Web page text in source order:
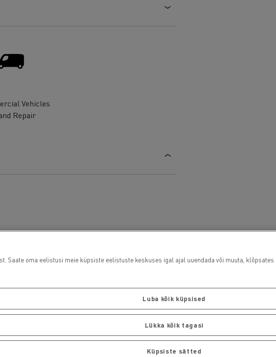
Vehicles
Repair
Saate oma eelistusi meie küpsiste eelistuste keskuses igal ajal uuendada või muuta,
Luba kõik küpsised
Lükka kõik tagasi
Küpsiste sätted